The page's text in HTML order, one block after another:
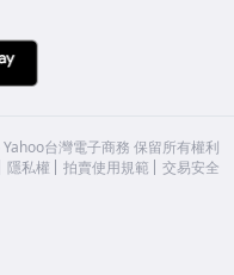
Yahoo台灣電子商務 保留所有權利
隱私權 拍賣使用規範 交易安全